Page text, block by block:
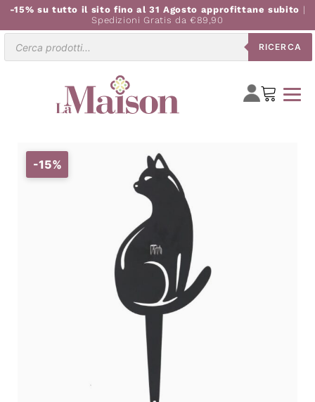
-15% su tutto il sito fino al 31 Agosto approfittane subito |
Spedizioni Gratis da €89,90
RICERCA
-15%